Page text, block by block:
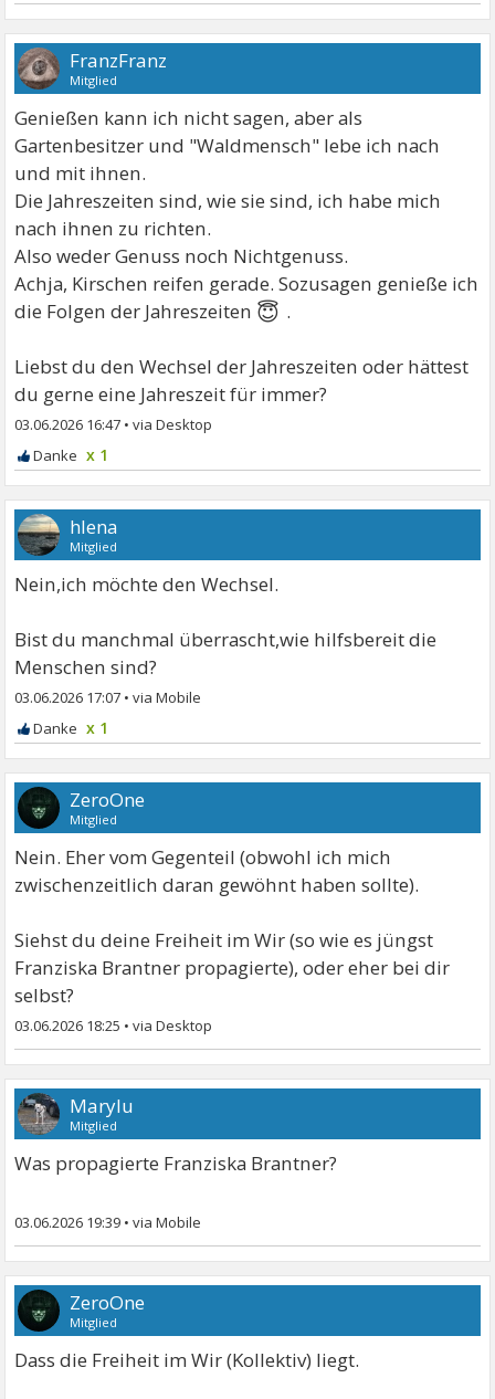
FranzFranz
Mitglied
Genießen kann ich nicht sagen, aber als
Gartenbesitzer und "Waldmensch" lebe ich nach
und mit ihnen.
Die Jahreszeiten sind, wie sie sind, ich habe mich
nach ihnen zu richten.
Also weder Genuss noch Nichtgenuss.
Achja, Kirschen reifen gerade. Sozusagen genieße ich
die Folgen der Jahreszeiten 😇 .
Liebst du den Wechsel der Jahreszeiten oder hättest
du gerne eine Jahreszeit für immer?
03.06.2026 16:47 •
x 1
hlena
Mitglied
Nein,ich möchte den Wechsel.
Bist du manchmal überrascht,wie hilfsbereit die
Menschen sind?
03.06.2026 17:07 •
x 1
ZeroOne
Mitglied
Nein. Eher vom Gegenteil (obwohl ich mich
zwischenzeitlich daran gewöhnt haben sollte).
Siehst du deine Freiheit im Wir (so wie es jüngst
Franziska Brantner propagierte), oder eher bei dir
selbst?
03.06.2026 18:25 •
Marylu
Mitglied
Was propagierte Franziska Brantner?
03.06.2026 19:39 •
ZeroOne
Mitglied
Dass die Freiheit im Wir (Kollektiv) liegt.